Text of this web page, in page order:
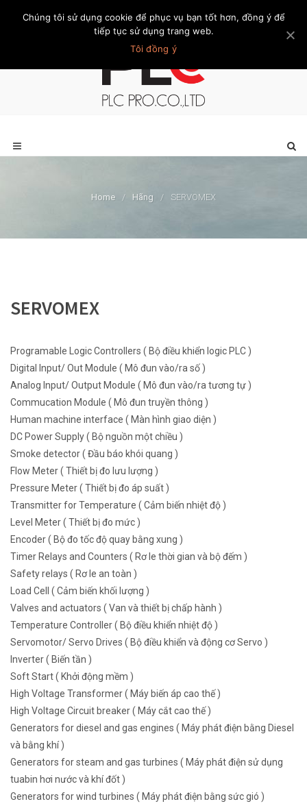
Trang chủ Giới thiệu Khách hàng Liên hệ Thành viên
Home / Hãng / SERVOMEX
SERVOMEX
Programable Logic Controllers ( Bộ điều khiển logic PLC )
Digital Input/ Out Module ( Mô đun vào/ra số )
Analog Input/ Output Module ( Mô đun vào/ra tương tự )
Commucation Module ( Mô đun truyền thông )
Human machine interface ( Màn hình giao diện )
DC Power Supply ( Bộ nguồn một chiều )
Smoke detector ( Đầu báo khói quang )
Flow Meter ( Thiết bị đo lưu lượng )
Pressure Meter ( Thiết bị đo áp suất )
Transmitter for Temperature ( Cảm biến nhiệt độ )
Level Meter ( Thiết bị đo mức )
Encoder ( Bộ đo tốc độ quay bằng xung )
Timer Relays and Counters ( Rơ le thời gian và bộ đếm )
Safety relays ( Rơ le an toàn )
Load Cell ( Cảm biến khối lượng )
Valves and actuators ( Van và thiết bị chấp hành )
Temperature Controller ( Bộ điều khiển nhiệt độ )
Servomotor/ Servo Drives ( Bộ điều khiển và động cơ Servo )
Inverter ( Biến tần )
Soft Start ( Khởi động mềm )
High Voltage Transformer ( Máy biến áp cao thế )
High Voltage Circuit breaker ( Máy cắt cao thế )
Generators for diesel and gas engines ( Máy phát điện bằng Diesel
và bằng khí )
Generators for steam and gas turbines ( Máy phát điện sử dụng
tuabin hơi nước và khí đốt )
Generators for wind turbines ( Máy phát điện bằng sức gió )
Chúng tôi sử dụng cookie để phục vụ bạn tốt hơn, đồng ý để
tiếp tục sử dụng trang web.
Tôi đồng ý